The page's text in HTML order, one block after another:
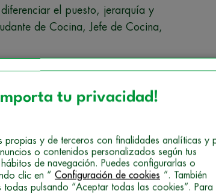
el puesto, jerarquía y
de Cocina, Jefe de Cocina,
¿no te gustaría dedicarte
gastronomía, ahora tienes la
el
dejes escapar y… ¡cocina tu futuro a
tu privacidad!
propias y de terceros con finalidades analíticas y
o contenidos personalizados según tus
de navegación. Puedes configurarlas o
clic en “ Configuración de cookies ”. También
todas pulsando “Aceptar todas las cookies”. Para